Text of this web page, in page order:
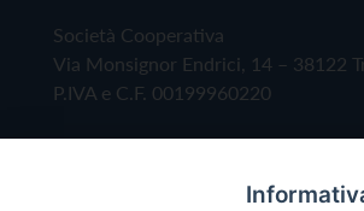
Società Cooperativa
Via Monsignor Endrici, 14 – 38122
P.IVA e C.F. 00199960220